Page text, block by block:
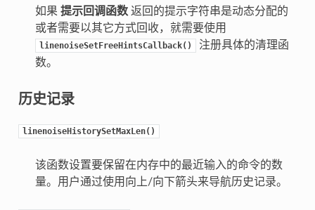
如果 提示回调函数返回的提示字符串是动态分配的
或者需要以其它方式回收，就需要使用
linenoiseSetFreeHintsCallback()
注册具体的清理函
数。
历史记录
linenoiseHistorySetMaxLen()
该函数设置要保留在内存中的最近输入的命令的数
量。用户通过使用向上/向下箭头来导航历史记录。